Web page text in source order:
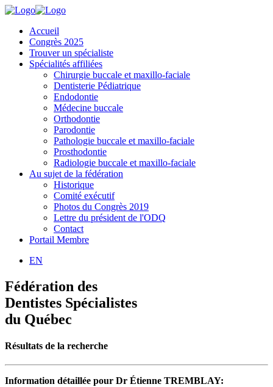
Accueil
Congrès 2025
Trouver un spécialiste
Spécialités affiliées
Chirurgie buccale et maxillo-faciale
Dentisterie Pédiatrique
Endodontie
Médecine buccale
Orthodontie
Parodontie
Pathologie buccale et maxillo-faciale
Prosthodontie
Radiologie buccale et maxillo-faciale
Au sujet de la fédération
Historique
Comité exécutif
Photos du Congrès 2019
Lettre du président de l'ODQ
Contact
Portail Membre
EN
Fédération des
Dentistes Spécialistes
du Québec
Résultats de la recherche
Information détaillée pour Dr Étienne TREMBLAY: